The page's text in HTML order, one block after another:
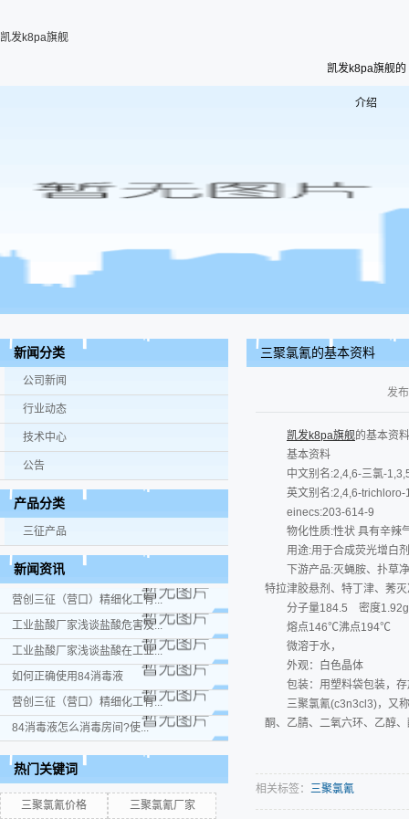
凯发k8pa旗舰
凯发k8pa旗舰的
介绍
新闻分类
公司新闻
行业动态
技术中心
公告
产品分类
三征产品
新闻资讯
营创三征（营口）精细化工有...
工业盐酸厂家浅谈盐酸危害及...
工业盐酸厂家浅谈盐酸在工业...
如何正确使用84消毒液
营创三征（营口）精细化工有...
84消毒液怎么消毒房间?使...
热门关键词
三聚氯氰价格 三聚氯氰厂家
三聚氯氰的基本资料
发
凯发k8pa旗舰的基本资料
基本资料
中文别名:2,4,6-三氯-
英文别名:2,4,6-
einecs:203-614-9
物化性质:性状 具有辛辣
用途:用于合成荧光增白
下游产品:灭蝇胺、扑草
特拉津胶悬剂、特丁津、莠
分子量184.5 密度
熔点146℃沸点194℃
微溶于水，
外观：白色晶体
包装：用塑料袋包装，
三聚氯氰(c3n3cl3)，又
酮、乙腈、二氧六环、乙醇
相关标签： 三聚氯氰